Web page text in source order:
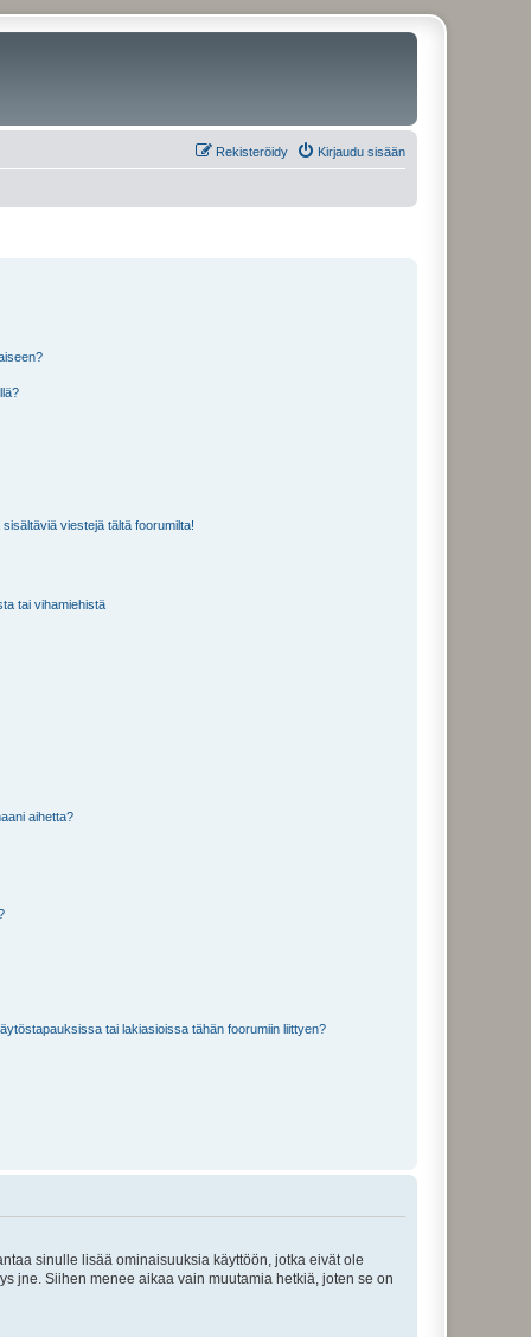
Kirjaudu sisään
Rekisteröidy
viestejä tältä foorumilta!
tai vihamiehistä
aihetta?
tai lakiasioissa tähän foorumiin liittyen?
sinulle lisää ominaisuuksia käyttöön, jotka eivät ole
jne. Siihen menee aikaa vain muutamia hetkiä, joten se on